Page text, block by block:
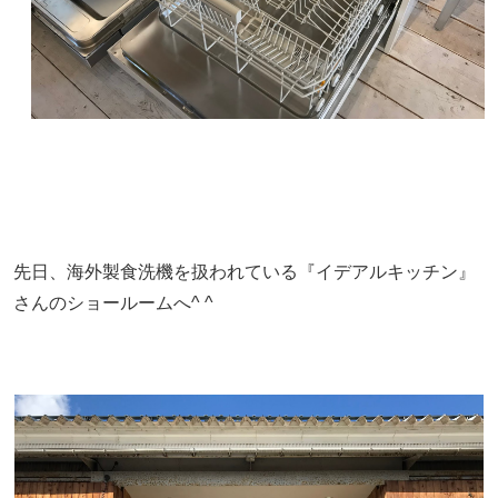
先日、海外製食洗機を扱われている『イデアルキッチン』
さんのショールームへ^ ^